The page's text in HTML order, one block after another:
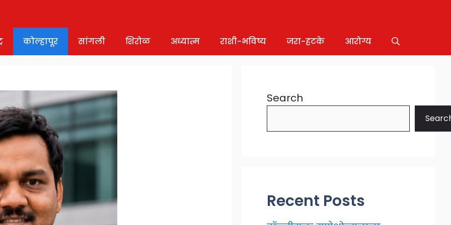
कोल्हापूर सांगली शिरोळ अध्यात्म राशी-भविष्य जरा-हटके आरोग्य
Search
Recent Posts